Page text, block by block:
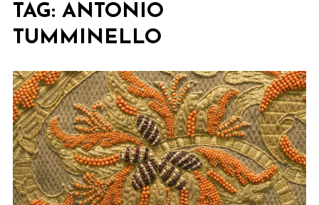
TAG: ANTONIO
TUMMINELLO